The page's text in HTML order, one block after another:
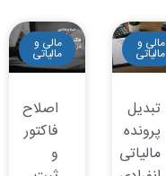
مالی و
مالیاتی
تبدیل
پرونده
مالیاتی
مالی و
مالیاتی
اصلاح
فاکتور
و